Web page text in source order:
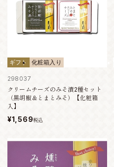
ギフト 化粧箱入り
298037
クリームチーズのみそ漬2種セット
（黒胡椒＆とまとみそ）【化粧箱
入】
¥1,569税込